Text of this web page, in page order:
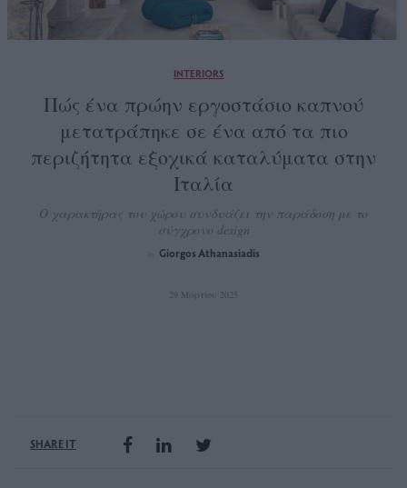
INTERIORS
Πώς ένα πρώην εργοστάσιο καπνού
μετατράπηκε σε ένα από τα πιο
περιζήτητα εξοχικά καταλύματα στην
Ιταλία
Ο χαρακτήρας του χώρου συνδυάζει την παράδοση με το
σύγχρονο design
Giorgos Athanasiadis
29 Μαρτίου 2025
SHARE IT